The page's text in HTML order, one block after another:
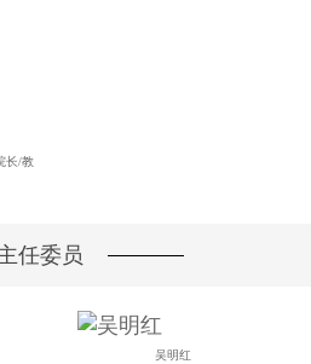
长/教
任委员
吴明红